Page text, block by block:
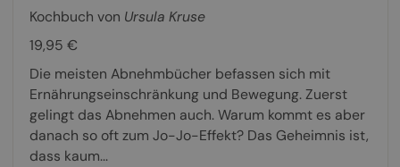
Kochbuch von Ursula Kruse
19,95 €
Die meisten Abnehmbücher befassen sich mit
Ernährungseinschränkung und Bewegung. Zuerst
gelingt das Abnehmen auch. Warum kommt es aber
danach so oft zum Jo-Jo-Effekt? Das Geheimnis ist,
dass kaum...